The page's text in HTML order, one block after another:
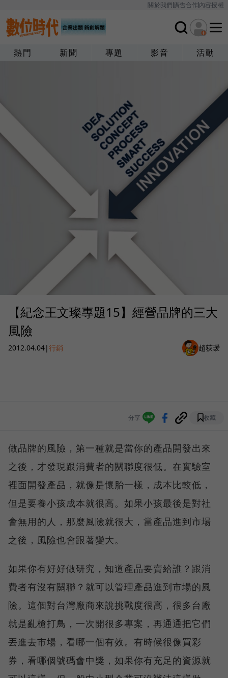
關於我們廣告合作內容授權
熱門 新聞 專題 影音 活動
【紀念王文璨專題15】經營品牌的三大
風險
2012.04.04|行銷 趙荻瑗
分享 收藏
做品牌的風險，第一種就是當你的產品開發出來
之後，才發現跟消費者的關聯度很低。在實驗室
裡面開發產品，就像是懷胎一樣，成本比較低，
但是要養小孩成本就很高。如果小孩最後是對社
會無用的人，那麼風險就很大，當產品進到市場
之後，風險也會跟著變大。
如果你有好好做研究，知道產品要賣給誰？跟消
費者有沒有關聯？就可以管理產品進到市場的風
險。這個對台灣廠商來說挑戰度很高，很多台廠
就是亂槍打鳥，一次開很多專案，再通通把它們
丟進去市場，看哪一個有效。有時候很像買彩
券，看哪個號碼會中獎，如果你有充足的資源就